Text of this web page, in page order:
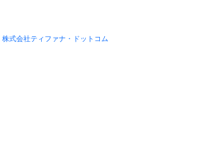
株式会社ティファナ・ドットコム